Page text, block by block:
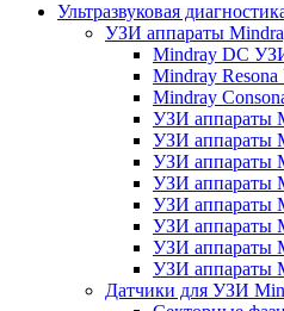
Ультразвуковая
УЗИ аппараты
Mindray DC
Mindray
Mindray
УЗИ аппараты
УЗИ аппараты
УЗИ аппараты
УЗИ аппараты
УЗИ аппараты
УЗИ аппараты
УЗИ аппараты
УЗИ аппараты
Датчики для УЗИ